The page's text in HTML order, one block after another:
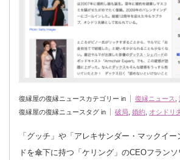
復縁屋の復縁ニュースカテゴリー in 復縁ニュース
復縁屋の復縁ニュースタグ in
破局 婚約 オシドリ
「グッチ」や「アレキサンダー・マックイ
ドを傘下に持つ「ケリング」のCEOフラン